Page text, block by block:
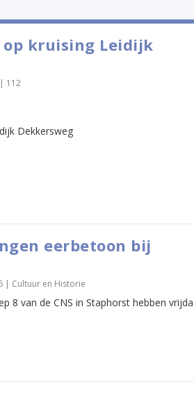
op kruising Leidijk
112
Dekkersweg
eerbetoon bij
| Cultuur en Historie
8 van de CNS in Staphorst hebben